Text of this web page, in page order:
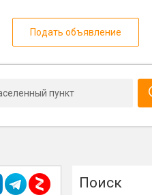
Подать объявление
Поиск